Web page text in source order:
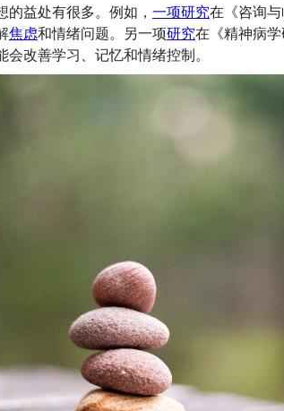
的益处有很多。例如， 一项研究在《咨询
焦虑和情绪问题。另一项研究在《精神病
会改善学习、记忆和情绪控制。